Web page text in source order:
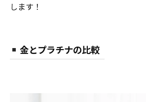
します！
金とプラチナの比較